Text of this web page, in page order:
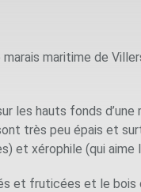
maritime de
les hauts fonds d’une
très peu épais et
et xérophile (qui aime
et fruticées et le bois